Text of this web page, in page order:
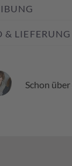
& LIEFERUNG
Schon über